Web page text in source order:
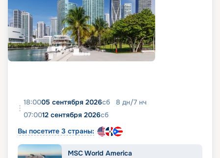
18:0005 сентября 2026сб 8 дн/7 нч
07:0012 сентября 2026сб
Вы посетите 3 страны:
MSC World America